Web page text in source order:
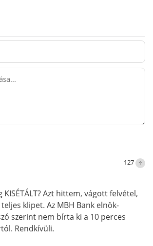
127
Azt hittem, vágott felvétel,
klipet. Az MBH Bank elnök-
szerint nem bírta ki a 10 perces
Rendkívüli.